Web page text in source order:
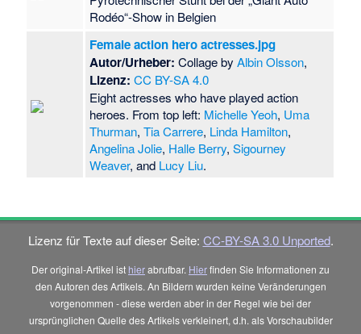
Rodéo“-Show in Belgien
Female action hero actresses.jpg
Autor/Urheber: Collage byAlbin Olsson,
Lizenz: CC BY-SA 4.0
Eight actresses who have played action
heroes. From top left: Michelle Yeoh, Uma
Thurman,Tia Carrere, Linda Hamilton,
Angelina Jolie, Halle Berry,Sigourney
Weaver, and Lucy Liu.
Lizenz für Texte auf dieser Seite: CC-BY-SA 3.0 Unported.
Der original-Artikel ist hierabrufbar. Hierfinden Sie Informationen zu
den Autoren des Artikels. An Bildern wurden keine Veränderungen
vorgenommen - diese werden aber in der Regel wie bei der
ursprünglichen Quelle des Artikels verkleinert, d.h. als Vorschaubilder